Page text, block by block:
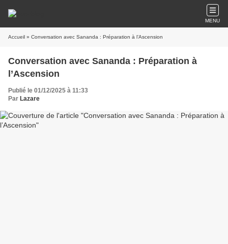
MENU
Accueil » Conversation avec Sananda : Préparation à l’Ascension
Conversation avec Sananda : Préparation à
l’Ascension
Publié le 01/12/2025 à 11:33
Par Lazare